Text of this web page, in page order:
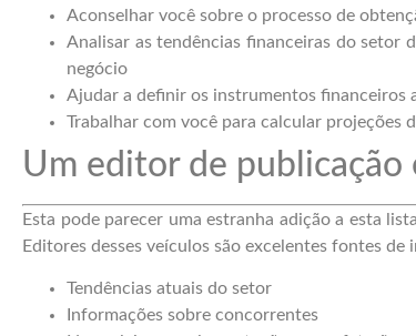
Aconselhar você sobre o processo de
Analisar as tendências financeiras do setor
negócio
Ajudar a definir os instrumentos financeiros
Trabalhar com você para calcular projeções
Um editor de publicação
Esta pode parecer uma estranha adição a esta
Editores desses veículos são excelentes fontes de
Tendências atuais do setor
Informações sobre concorrentes